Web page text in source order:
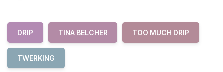
DRIP TINA BELCHER TOO MUCH DRIP
TWERKING